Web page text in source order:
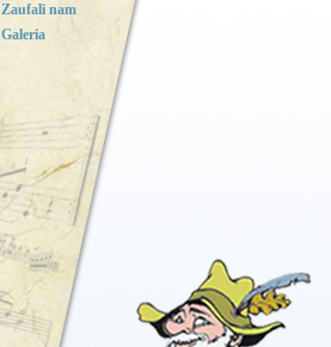
Zaufali nam
Galeria